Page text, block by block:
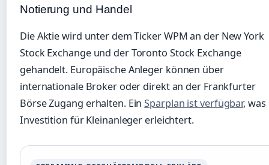
Notierung und Handel
Die Aktie wird unter dem Ticker WPM an der New York
Stock Exchange und der Toronto Stock Exchange
gehandelt. Europäische Anleger können über
internationale Broker oder direkt an der Frankfurter
Börse Zugang erhalten. EinSparplan ist verfügbar, was
Investition für Kleinanleger erleichtert.